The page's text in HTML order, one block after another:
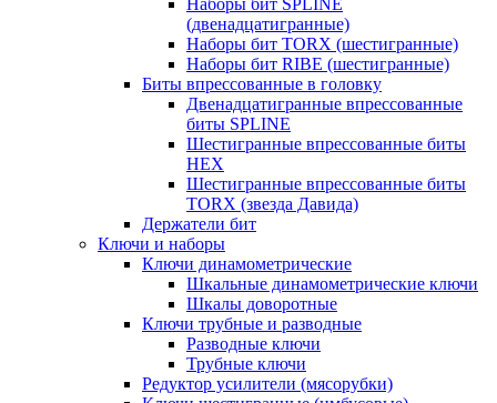
Наборы бит SPLINE
(двенадцатигранные)
Наборы бит TORX (шестигранные)
Наборы бит RIBE (шестигранные)
Биты впрессованные в головку
Двенадцатигранные впрессованные
биты SPLINE
Шестигранные впрессованные биты
HEX
Шестигранные впрессованные биты
TORX (звезда Давида)
Держатели бит
Ключи и наборы
Ключи динамометрические
Шкальные динамометрические ключи
Шкалы доворотные
Ключи трубные и разводные
Разводные ключи
Трубные ключи
Редуктор усилители (мясорубки)